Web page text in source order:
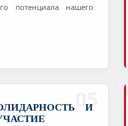
потенциала нашего
05
И